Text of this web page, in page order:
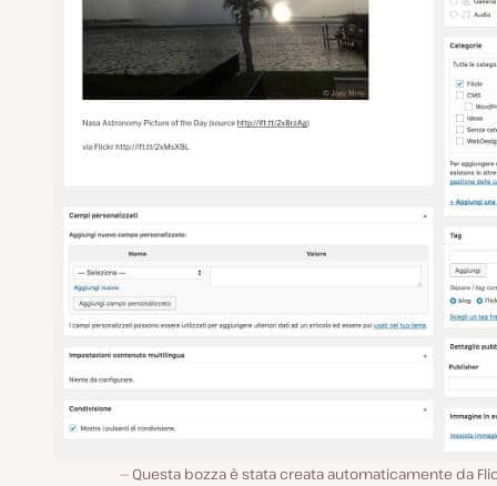
Questa bozza è stata creata automaticamente da